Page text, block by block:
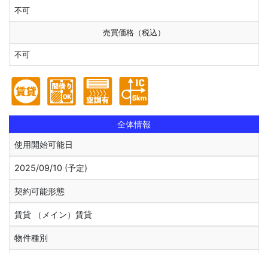
不可
売買価格（税込）
不可
全体情報
使用開始可能日
2025/09/10 (予定)
契約可能形態
賃貸 （メイン）賃貸
物件種別